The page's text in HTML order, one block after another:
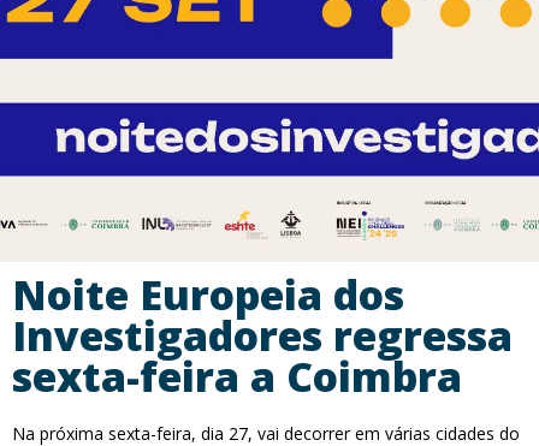
Noite Europeia dos
Investigadores regressa
sexta-feira a Coimbra
Na próxima sexta-feira, dia 27, vai decorrer em várias cidades do